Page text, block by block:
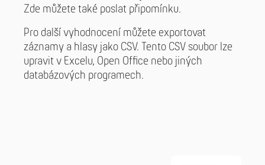
Zde můžete také poslat připomínku.
Pro další vyhodnocení můžete exportovat
záznamy a hlasy jako CSV. Tento CSV soubor lze
upravit v Excelu, Open Office nebo jiných
databázových programech.